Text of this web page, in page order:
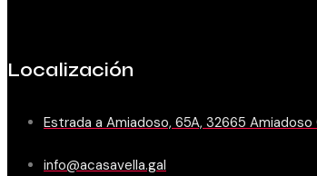
Localización
Estrada a Amiadoso, 65A, 32665 Amiadoso
info@acasavella.gal